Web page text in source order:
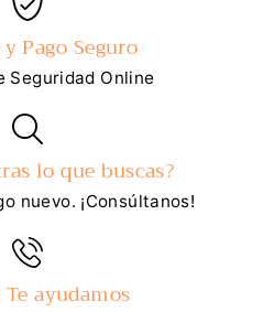
Pago Seguro
Seguridad Online
lo que buscas?
nuevo. ¡Consúltanos!
Te ayudamos